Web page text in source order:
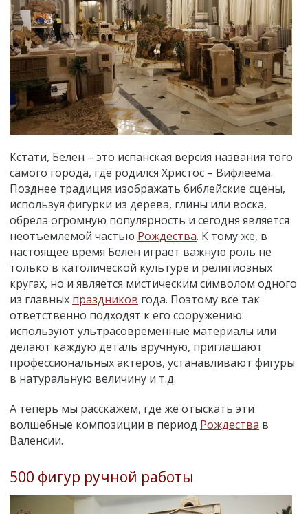
Кстати, Белен – это испанская версия названия того
самого города, где родился Христос – Вифлеема.
Позднее традиция изображать библейские сцены,
используя фигурки из дерева, глины или воска,
обрела огромную популярность и сегодня является
неотъемлемой частью Рождества. К тому же, в
настоящее время Белен играет важную роль не
только в католической культуре и религиозных
кругах, но и является мистическим символом одного
из главных праздников года. Поэтому все так
ответственно подходят к его сооружению:
используют ультрасовременные материалы или
делают каждую деталь вручную, приглашают
профессиональных актеров, устанавливают фигуры
в натуральную величину и т.д.
А теперь мы расскажем, где же отыскать эти
волшебные композиции в период Рождества в
Валенсии.
500 фигур ручной работы